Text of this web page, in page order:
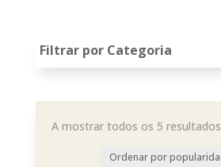
Filtrar por Categoria
A mostrar todos os 5 resultados